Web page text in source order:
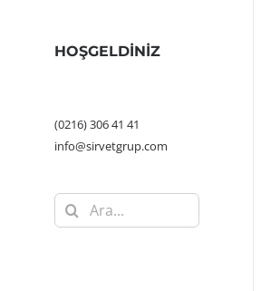
HOŞGELDİNİZ
(0216) 306 41 41
info@sirvetgrup.com
Ara: